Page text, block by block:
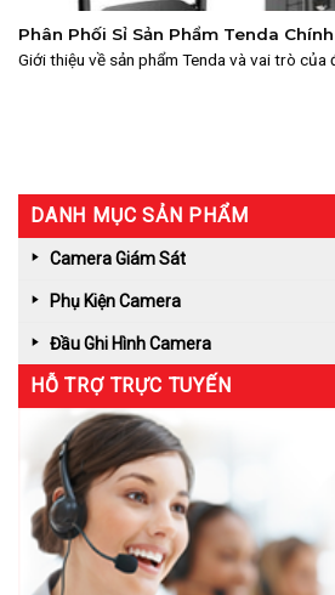
Phân Phối Sỉ Sản Phẩm Tenda
Giới thiệu về sản phẩm Tenda và vai trò của
DANH MỤC SẢN PHẨM
Camera Giám Sát
Phụ Kiện Camera
Đầu Ghi Hình Camera
HỖ TRỢ TRỰC TUYẾN